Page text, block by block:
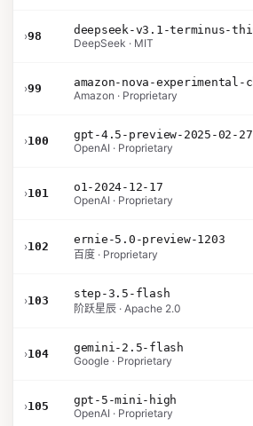
›98
DeepSeek · MIT
›99
Amazon · Proprietary
›100
gpt-4.5-preview-2025-02-27
OpenAI · Proprietary
›101
o1-2024-12-17
OpenAI · Proprietary
›102
ernie-5.0-preview-1203
百度 · Proprietary
›103
step-3.5-flash
阶跃星辰 · Apache 2.0
›104
gemini-2.5-flash
Google · Proprietary
›105
gpt-5-mini-high
OpenAI · Proprietary